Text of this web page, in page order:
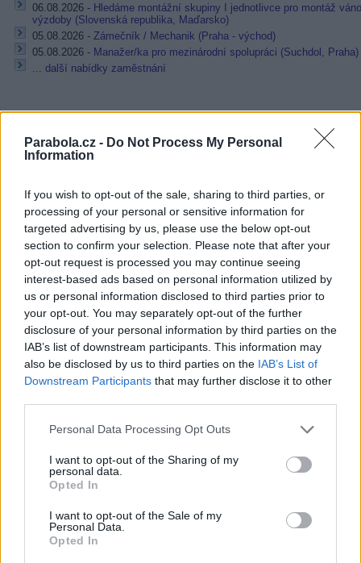
Parabola.cz - Do Not Process My Personal
Information
If you wish to opt-out of the sale, sharing to third parties, or
processing of your personal or sensitive information for
targeted advertising by us, please use the below opt-out
section to confirm your selection. Please note that after your
opt-out request is processed you may continue seeing
interest-based ads based on personal information utilized by
us or personal information disclosed to third parties prior to
your opt-out. You may separately opt-out of the further
disclosure of your personal information by third parties on the
IAB’s list of downstream participants. This information may
also be disclosed by us to third parties on the IAB’s List of
Downstream Participants that may further disclose it to other
Personal Data Processing Opt Outs
I want to opt-out of the Sharing of my
personal data.
Opted In
I want to opt-out of the Sale of my
Personal Data.
Opted In
06.08.2026 - Hledáme montážní skupiny I jednotlivce pro montáž
výzdoby (Slovenská republika, Maďarsko)
05.08.2026 - Zámečník / Mechanik (Praha - východ)
05.08.2026 - Manažer/ka pro mezinárodní spolupráci (Suchdol, Praha)
... další nabídky zaměstnání
Prima sport - co nabídne v prvním
vysílacím týdnu
Kdy a kde bude Prima sport k
naladění na Skylinku